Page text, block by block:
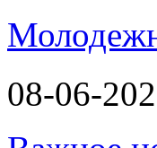
08-06-